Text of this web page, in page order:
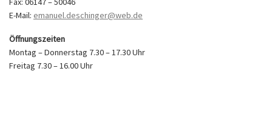
E-Mail: emanuel.deschinger@web.de
Öffnungszeiten
Montag – Donnerstag 7.30 – 17.30 Uhr
Freitag 7.30 – 16.00 Uhr